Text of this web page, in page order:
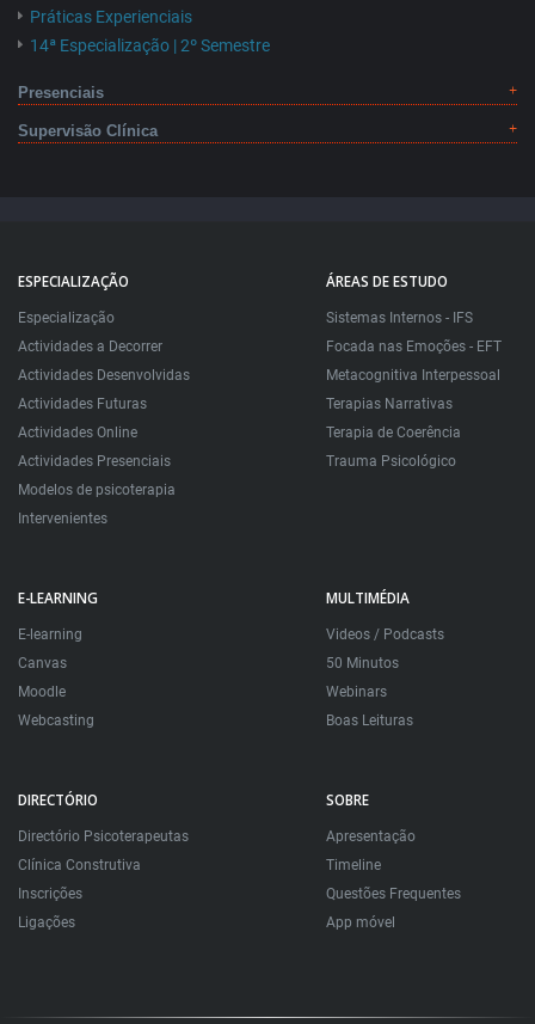
Práticas Experienciais
14ª Especialização | 2º Semestre
Presenciais
Supervisão Clínica
ESPECIALIZAÇÃO
Especialização
Actividades a Decorrer
Actividades Desenvolvidas
Actividades Futuras
Actividades Online
Actividades Presenciais
Modelos de psicoterapia
Intervenientes
ÁREAS DE ESTUDO
Sistemas Internos - IFS
Focada nas Emoções - EFT
Metacognitiva Interpessoal
Terapias Narrativas
Terapia de Coerência
Trauma Psicológico
E-LEARNING
E-learning
Canvas
Moodle
Webcasting
MULTIMÉDIA
Videos / Podcasts
50 Minutos
Webinars
Boas Leituras
DIRECTÓRIO
Directório Psicoterapeutas
Clínica Construtiva
Inscrições
Ligações
SOBRE
Apresentação
Timeline
Questões Frequentes
App móvel